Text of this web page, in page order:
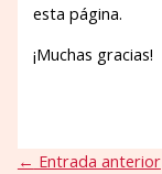
esta página.
¡Muchas gracias!
← Entrada anterior